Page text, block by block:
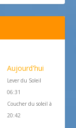
Aujourd'hui
Lever du Soleil
06:31
Coucher du soleil à
20:42